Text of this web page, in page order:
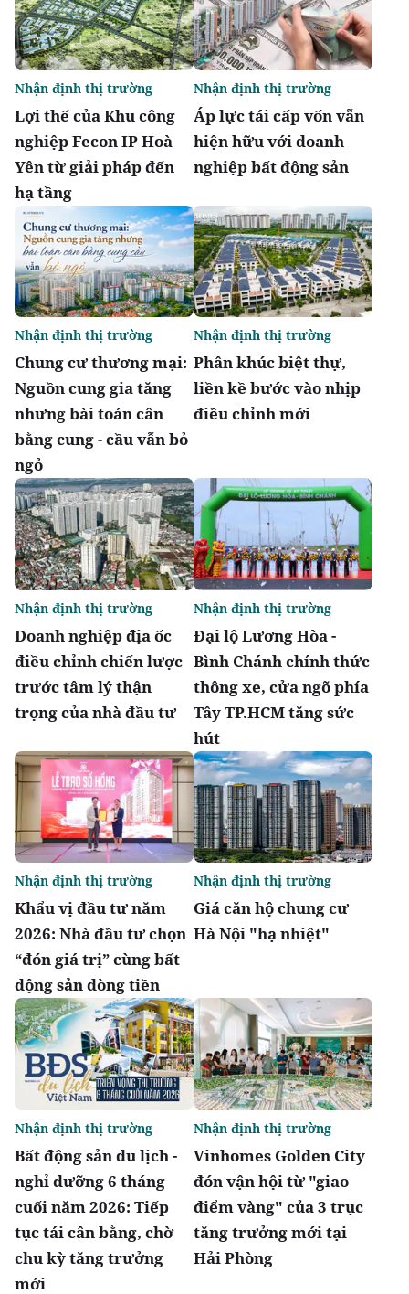
Lợi thế của Khu công
nghiệp Fecon IP Hoà
Yên từ giải pháp đến
hạ tầng
Nhận định thị trường
Áp lực tái cấp vốn vẫn
hiện hữu với doanh
nghiệp bất động sản
Nhận định thị trường
Chung cư thương mại:
Nguồn cung gia tăng
nhưng bài toán cân
bằng cung - cầu vẫn bỏ
ngỏ
Nhận định thị trường
Phân khúc biệt thự,
liền kề bước vào nhịp
điều chỉnh mới
Nhận định thị trường
Doanh nghiệp địa ốc
điều chỉnh chiến lược
trước tâm lý thận
trọng của nhà đầu tư
Nhận định thị trường
Đại lộ Lương Hòa -
Bình Chánh chính thức
thông xe, cửa ngõ phía
Tây TP.HCM tăng sức
hút
Nhận định thị trường
Khẩu vị đầu tư năm
2026: Nhà đầu tư chọn
“đón giá trị” cùng bất
động sản dòng tiền
Nhận định thị trường
Giá căn hộ chung cư
Hà Nội "hạ nhiệt"
Nhận định thị trường
Bất động sản du lịch -
nghỉ dưỡng 6 tháng
cuối năm 2026: Tiếp
tục tái cân bằng, chờ
chu kỳ tăng trưởng
mới
Nhận định thị trường
Vinhomes Golden City
đón vận hội từ "giao
điểm vàng" của 3 trục
tăng trưởng mới tại
Hải Phòng
Nhận định thị trường